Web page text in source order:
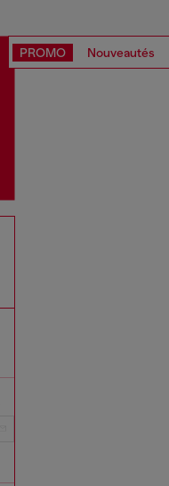
PROMO Nouveautés